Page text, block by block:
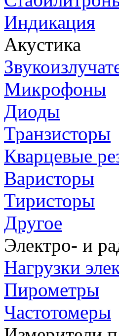
Индикация
Акустика
Микрофоны
Диоды
Транзисторы
Кварцевые
Варисторы
Тиристоры
Другое
Электро- и
Нагрузки
Пирометры
Частотомеры